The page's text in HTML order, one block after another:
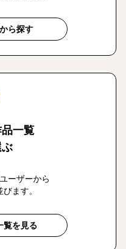
ら探す
一覧
ーザーから
ます。
覧を見る